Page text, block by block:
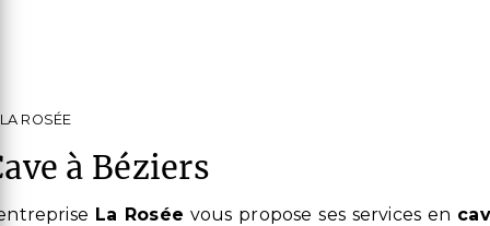
LA ROSÉE
cave à Béziers
La Rosée vous propose ses services en